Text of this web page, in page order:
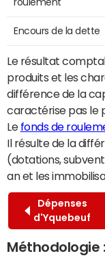
Encours de la dette
Le résultat
produits et les
différence de la
caractérise pas le
Le fonds de
Il résulte de la
(dotations,
an et les
Dépenses
d'Yquebeuf
Méthodologie :